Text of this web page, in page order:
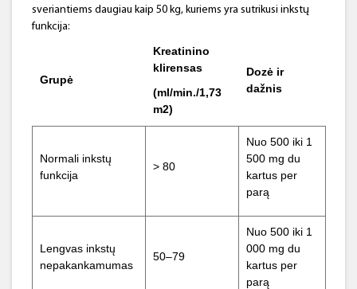
sveriantiems daugiau kaip 50 kg, kuriems yra sutrikusi inkstų
funkcija:
Grupė
Kreatinino
klirensas
(ml/min./1,73
m2)
Dozė ir
dažnis
Normali inkstų
funkcija
> 80
Nuo 500 iki 1
500 mg du
kartus per
parą
Lengvas inkstų
nepakankamumas
50–79
Nuo 500 iki 1
000 mg du
kartus per
parą